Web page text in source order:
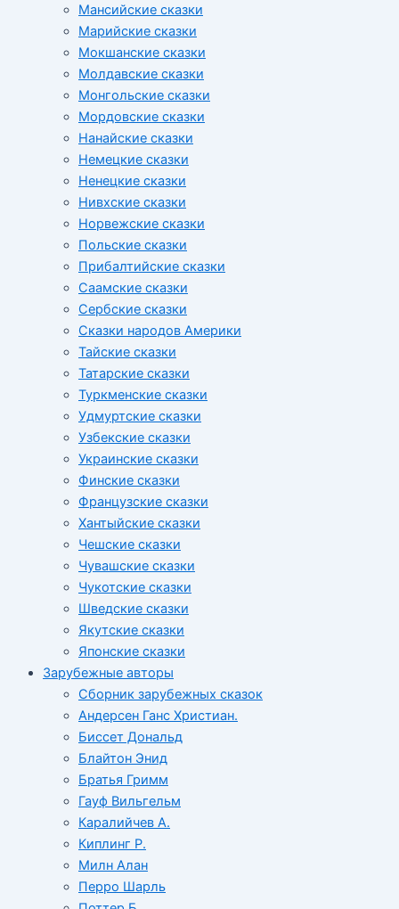
Мансийские сказки
Марийские сказки
Мокшанские сказки
Молдавские сказки
Монгольские сказки
Мордовские сказки
Нанайские сказки
Немецкие сказки
Ненецкие сказки
Нивхские сказки
Норвежские сказки
Польские сказки
Прибалтийские сказки
Cаамские сказки
Сербские сказки
Сказки народов Америки
Тайские сказки
Татарские сказки
Туркменские сказки
Удмуртские сказки
Узбекские сказки
Украинские сказки
Финские сказки
Французские сказки
Хантыйские сказки
Чешские сказки
Чувашские сказки
Чукотские сказки
Шведские сказки
Якутские сказки
Японские сказки
Зарубежные авторы
Сборник зарубежных сказок
Андерсен Ганс Христиан.
Биссет Дональд
Блайтон Энид
Братья Гримм
Гауф Вильгельм
Каралийчев А.
Киплинг Р.
Милн Алан
Перро Шарль